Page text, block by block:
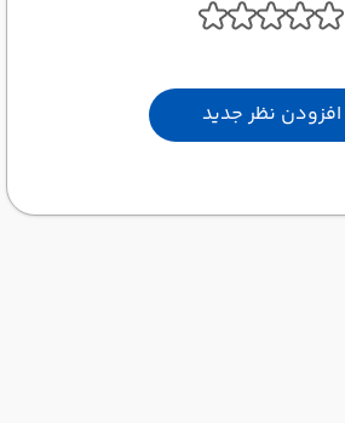
افزودن نظر جدید